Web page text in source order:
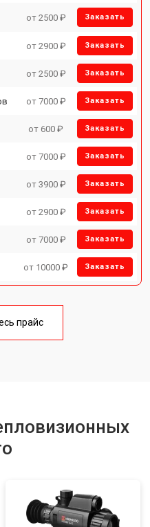
от 2500 ₽ Заказать
от 2900 ₽ Заказать
от 2500 ₽ Заказать
от 7000 ₽ Заказать
от 600 ₽ Заказать
от 7000 ₽ Заказать
от 3900 ₽ Заказать
от 2900 ₽ Заказать
от 7000 ₽ Заказать
от 10000 ₽ Заказать
прайс